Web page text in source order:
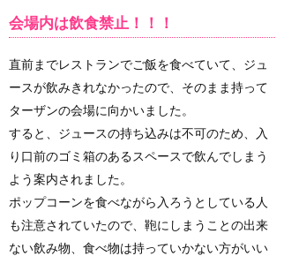
会場内は飲食禁止！！！
直前までレストランでご飯を食べていて、ジュ
ースが飲みきれなかったので、そのまま持って
ターザンの会場に向かいました。
すると、ジュースの持ち込みは不可のため、入
り口前のゴミ箱のあるスペースで飲んでしまう
よう案内されました。
ポップコーンを食べながら入ろうとしている人
も注意されていたので、鞄にしまうことの出来
ない飲み物、食べ物は持っていかない方がいい